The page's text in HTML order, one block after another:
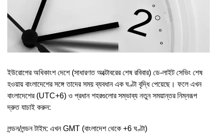
ইউরোপের অধিকাংশ দেশে (সাধারণত অক্টোবরের শেষ রবিবার) ডে-লাইট সেভিং শেষ
হওয়ায় বাংলাদেশের সঙ্গে তাদের সময় ব্যবধান এক ঘণ্টা বৃদ্ধি পেয়েছে। ফলে এখন
বাংলাদেশের (UTC+6) ও প্রধান শহরগুলোর সম্ভাব্য নতুন সময়ান্তর নিম্নরূপ
দ্রুত যাচাই করুন:
লন্ডন/লন্ডন টাইম: এখন GMT (বাংলাদেশ থেকে +6 ঘণ্টা)